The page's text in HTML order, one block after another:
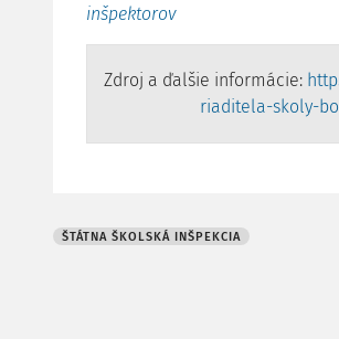
inšpektorov
Zdroj a ďalšie informácie:
riaditela-skoly-
ŠTÁTNA ŠKOLSKÁ INŠPEKCIA